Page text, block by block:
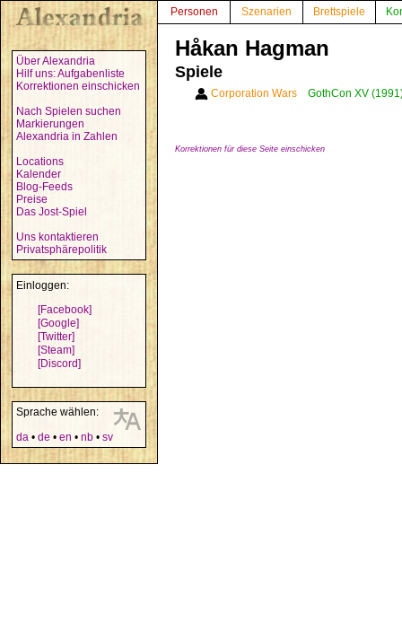
Über Alexandria
Hilf uns: Aufgabenliste
Korrektionen einschicken
Nach Spielen suchen
Markierungen
Alexandria in Zahlen
Locations
Kalender
Blog-Feeds
Preise
Das Jost-Spiel
Uns kontaktieren
Privatsphärepolitik
Einloggen:
[Facebook]
[Google]
[Twitter]
[Steam]
[Discord]
Sprache wählen:
da • de • en • nb • sv
Personen Szenarien Brettspiele
Håkan Hagman
Spiele
Corporation Wars GothCon XV
Korrektionen für diese Seite einschicken